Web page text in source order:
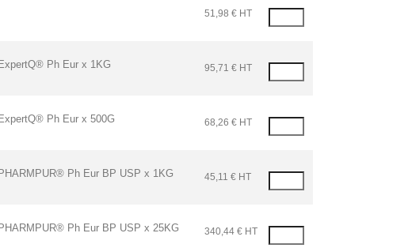
51,98 € HT
Ph Eur x 1KG 95,71 € HT
Ph Eur x 500G 68,26 € HT
Ph Eur BP USP x 1KG 45,11 € HT
Ph Eur BP USP x 25KG 340,44 € HT